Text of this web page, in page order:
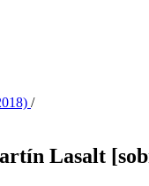
/
Lasalt